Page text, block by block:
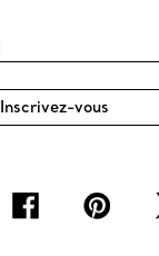
Inscrivez-vous